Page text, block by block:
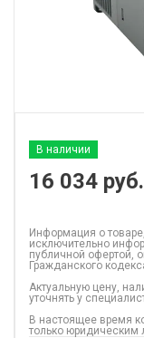
В наличии
16 034 руб.
Информация о
исключительно
публичной офертой,
Гражданского
Актуальную цену,
уточнять у
В настоящее время
только юридическим